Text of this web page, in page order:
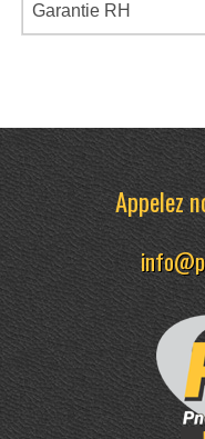
Garantie RH
Appelez